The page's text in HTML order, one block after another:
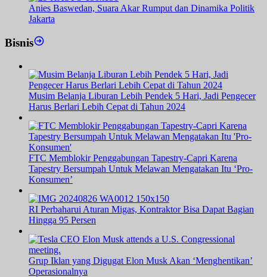
Anies Baswedan, Suara Akar Rumput dan Dinamika Politik
Jakarta
Bisnis
Musim Belanja Liburan Lebih Pendek 5 Hari, Jadi Pengecer
Harus Berlari Lebih Cepat di Tahun 2024
FTC Memblokir Penggabungan Tapestry-Capri Karena
Tapestry Bersumpah Untuk Melawan Mengatakan Itu ‘Pro-
Konsumen’
RI Perbaharui Aturan Migas, Kontraktor Bisa Dapat Bagian
Hingga 95 Persen
Grup Iklan yang Digugat Elon Musk Akan ‘Menghentikan’
Operasionalnya